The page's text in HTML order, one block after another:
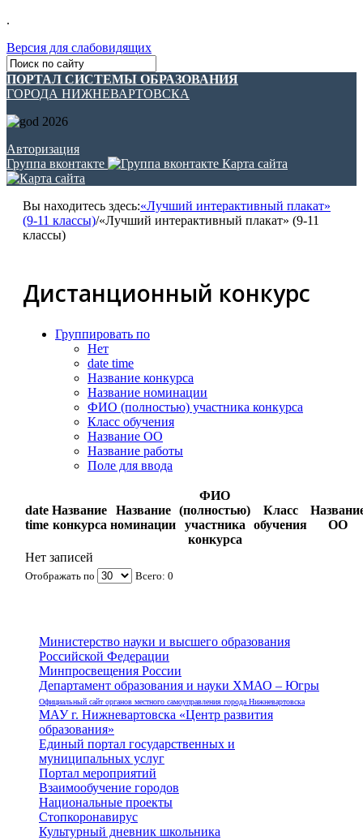
.
Версия для слабовидящих
ПОРТАЛ СИСТЕМЫ ОБРАЗОВАНИЯ
ГОРОДА НИЖНЕВАРТОВСКА
Авторизация
Группа вконтакте
Карта сайта
Вы находитесь здесь:«Лучший интерактивный плакат»
(9-11 классы)/«Лучший интерактивный плакат» (9-11
классы)
Дистанционный конкурс
Группировать по
Нет
date time
Название конкурса
Название номинации
ФИО (полностью) участника конкурса
Класс обучения
Название ОО
Название работы
Поле для ввода
date
time
Название
конкурса
Название
номинации
ФИО
(полностью)
участника
конкурса
Класс
обучения
ОО
Отображать по Всего: 0
Нет записей
Министерство науки и высшего образования
Российской Федерации
Минпросвещения России
Департамент образования и науки ХМАО – Югры
Официальный сайт органов местного самоуправления города Нижневартовска
МАУ г. Нижневартовска «Центр развития
образования»
Единый портал государственных и
муниципальных услуг
Портал мероприятий
Взаимообучение городов
Национальные проекты
Стопкоронавирус
Культурный дневник школьника